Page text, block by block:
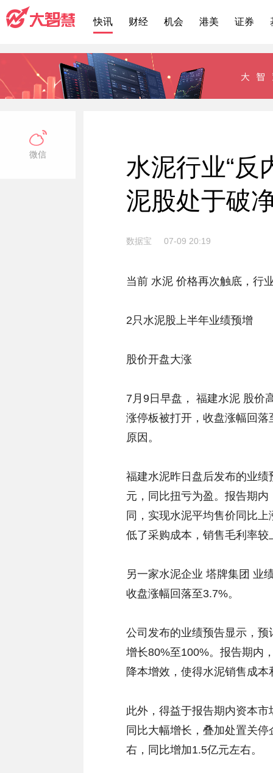
快讯 财经 机会 港美 证券
微信
水泥行业“反
泥股处于破
数据宝 07-09 20:19
当前 水泥 价格再次触底，行
2只水泥股上半年业绩预增
股价开盘大涨
7月9日早盘， 福建水泥 股价
涨停板被打开，收盘涨幅回
原因。
福建水泥昨日盘后发布的业
元，同比扭亏为盈。报告期内
同，实现水泥平均售价同比
低了采购成本，销售毛利率
另一家水泥企业 塔牌集团 业
收盘涨幅回落至3.7%。
公司发布的业绩预告显示，
增长80%至100%。报告期内
降本增效，使得水泥销售成
此外，得益于报告期内资本
同比大幅增长，叠加处置关
右，同比增加1.5亿元左右。